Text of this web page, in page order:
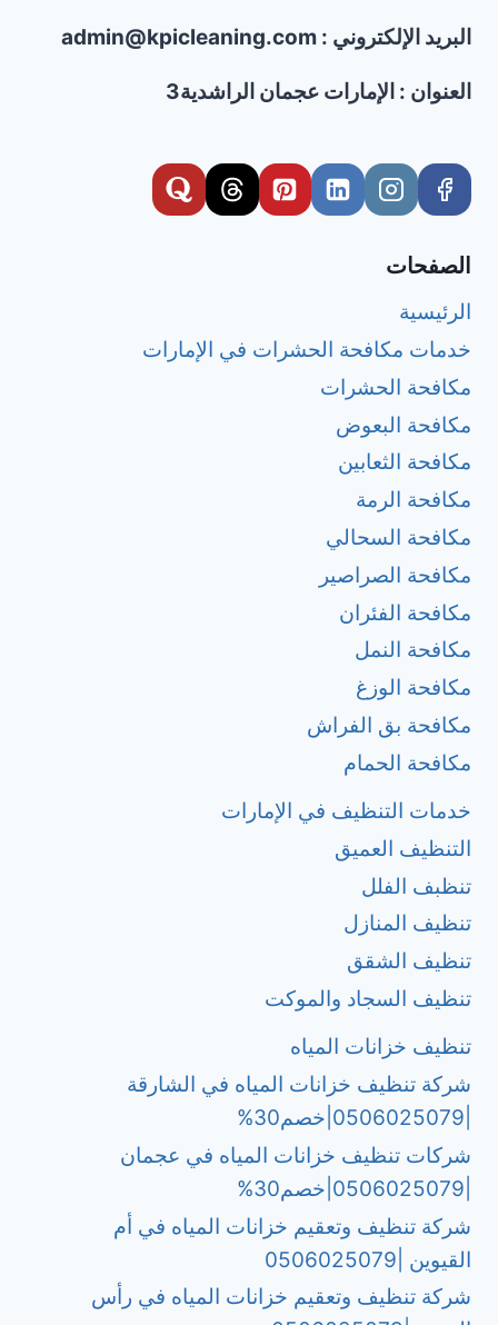
البريد الإلكتروني : admin@kpicleaning.com
العنوان : الإمارات عجمان الراشدية3
الصفحات
الرئيسية
خدمات مكافحة الحشرات في الإمارات
مكافحة الحشرات
مكافحة البعوض
مكافحة الثعابين
مكافحة الرمة
مكافحة السحالي
مكافحة الصراصير
مكافحة الفئران
مكافحة النمل
مكافحة الوزغ
مكافحة بق الفراش
مكافحة الحمام
خدمات التنظيف في الإمارات
التنظيف العميق
تنظبف الفلل
تنظيف المنازل
تنظيف الشقق
تنظيف السجاد والموكت
تنظيف خزانات المياه
شركة تنظيف خزانات المياه في الشارقة
شركات تنظيف خزانات المياه في عجمان
شركة تنظيف وتعقيم خزانات المياه في أم
القيوين |0506025079
شركة تنظيف وتعقيم خزانات المياه في رأس